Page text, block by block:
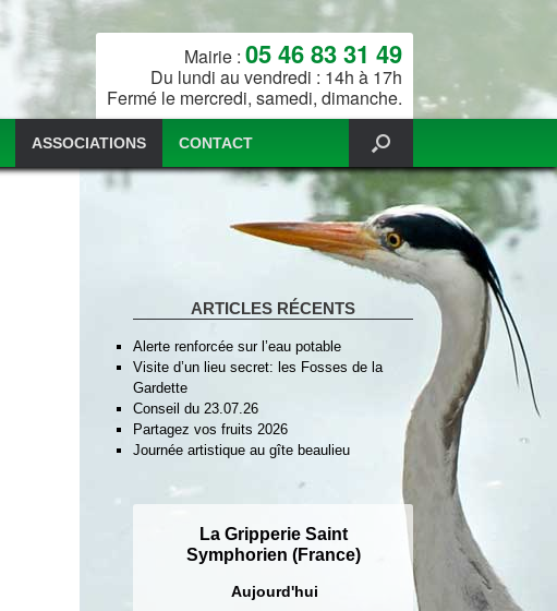
Mairie : 05 46 83 31 49
Du lundi au vendredi : 14h à 17h
Fermé le mercredi, samedi, dimanche.
ASSOCIATIONS CONTACT
ARTICLES RÉCENTS
Alerte renforcée sur l’eau potable
Visite d’un lieu secret: les Fosses de la
Gardette
Conseil du 23.07.26
Partagez vos fruits 2026
Journée artistique au gîte beaulieu
La Gripperie Saint
Symphorien (France)
Aujourd'hui